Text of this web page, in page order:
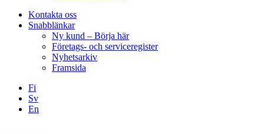
Kontakta oss
Snabblänkar
Ny kund – Börja här
Företags- och serviceregister
Nyhetsarkiv
Framsida
Fi
Sv
En